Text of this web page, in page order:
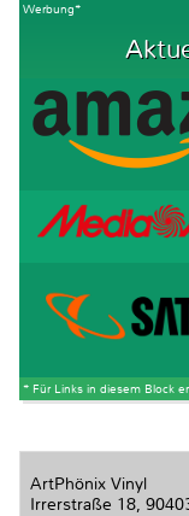
Werbung*
* Für Links in diesem Block
ArtPhönix Vinyl
Irrerstraße 18,